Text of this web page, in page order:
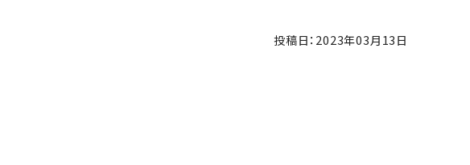
投稿日：2023年03月13日